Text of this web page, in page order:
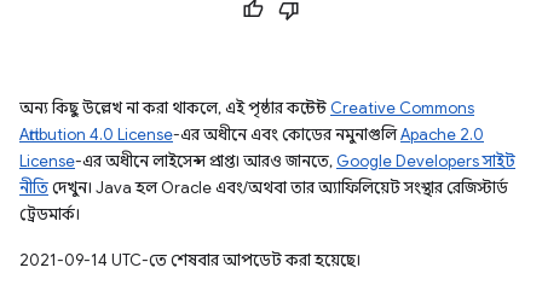
অন্য কিছু উল্লেখ না করা থাকলে, এই পৃষ্ঠার কন্টেন্ট Creative Commons
Attribution 4.0 License-এর অধীনে এবং কোডের নমুনাগুলিApache 2.0
License-এর অধীনে লাইসেন্স প্রাপ্ত। আরও জানতে, Google Developers সাইট
নীতিদেখুন। Java হল Oracle এবং/অথবা তার অ্যাফিলিয়েট সংস্থার রেজিস্টার্ড
ট্রেডমার্ক।
2021-09-14 UTC-তে শেষবার আপডেট করা হয়েছে।